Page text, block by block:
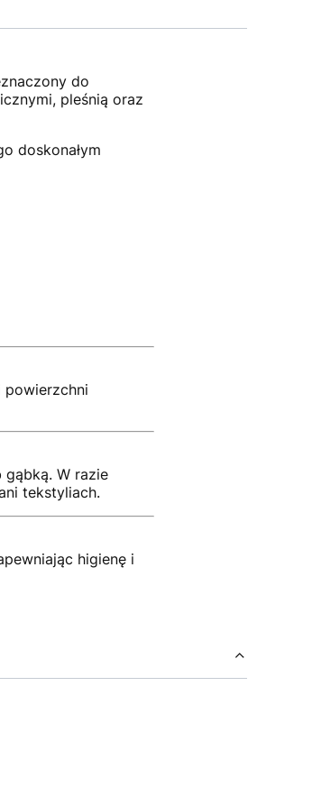
do
pleśnią oraz
doskonałym
powierzchni
W razie
tekstyliach.
higienę i